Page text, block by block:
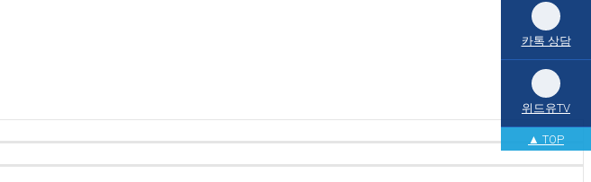
카톡 상담
위드유TV
▲ TOP